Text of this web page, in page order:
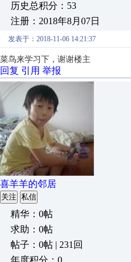
历史总积分：53
注册：2018年8月07日
发表于：2018-11-06 14:21:37
菜鸟来学习下，谢谢楼主
回复 引用 举报
喜羊羊的邻居
关注 私信
精华：0帖
求助：0帖
帖子：0帖 | 231回
年度积分：0